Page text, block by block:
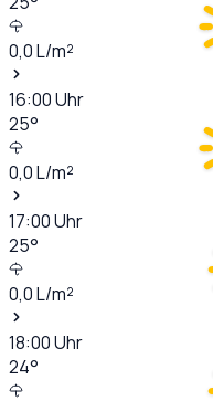
0,0L/m²
16:00Uhr
25°
0,0L/m²
17:00Uhr
25°
0,0L/m²
18:00Uhr
24°